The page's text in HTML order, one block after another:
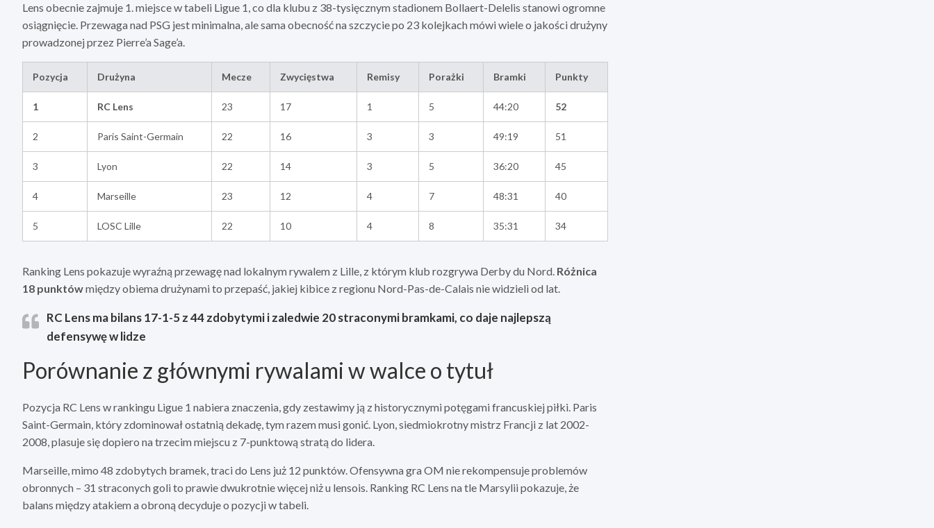
Lens obecnie zajmuje 1. miejsce w tabeli Ligue 1, co dla klubu z 38-tysięcznym stadionem Bollaert-Delelis stanowi ogromne
osiągnięcie. Przewaga nad PSG jest minimalna, ale sama obecność na szczycie po 23 kolejkach mówi wiele o jakości drużyny
prowadzonej przez Pierre’a Sage’a.
Pozycja Drużyna Mecze Zwycięstwa Remisy Porażki Bramki Punkty
1 RC Lens 23 17 1 5 44:20 52
2 Paris Saint-Germain 22 16 3 3 49:19 51
3 Lyon 22 14 3 5 36:20 45
4 Marseille 23 12 4 7 48:31 40
5 LOSC Lille 22 10 4 8 35:31 34
Ranking Lens pokazuje wyraźną przewagę nad lokalnym rywalem z Lille, z którym klub rozgrywa Derby du Nord. Różnica
18 punktówmiędzy obiema drużynami to przepaść, jakiej kibice z regionu Nord-Pas-de-Calais nie widzieli od lat.
RC Lens ma bilans 17-1-5 z 44 zdobytymi i zaledwie 20 straconymi bramkami, co daje najlepszą
defensywę w lidze
Porównanie z głównymi rywalami w walce o tytuł
Pozycja RC Lens w rankingu Ligue 1 nabiera znaczenia, gdy zestawimy ją z historycznymi potęgami francuskiej piłki. Paris
Saint-Germain, który zdominował ostatnią dekadę, tym razem musi gonić. Lyon, siedmiokrotny mistrz Francji z lat 2002-
2008, plasuje się dopiero na trzecim miejscu z 7-punktową stratą do lidera.
Marseille, mimo 48 zdobytych bramek, traci do Lens już 12 punktów. Ofensywna gra OM nie rekompensuje problemów
obronnych – 31 straconych goli to prawie dwukrotnie więcej niż u lensois. Ranking RC Lens na tle Marsylii pokazuje, że
balans między atakiem a obroną decyduje o pozycji w tabeli.